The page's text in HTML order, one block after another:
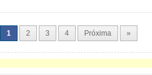
1 2 3 4 Próxima »